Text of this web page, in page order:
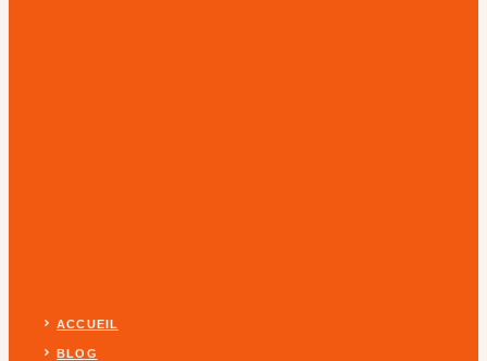
ACCUEIL
BLOG